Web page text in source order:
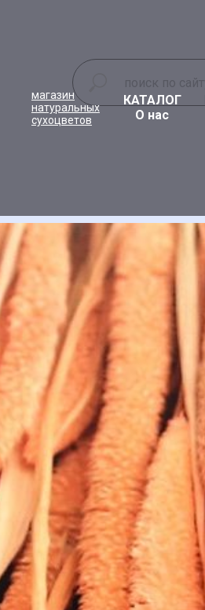
магазин
натуральных
сухоцветов
КАТАЛОГ
О нас